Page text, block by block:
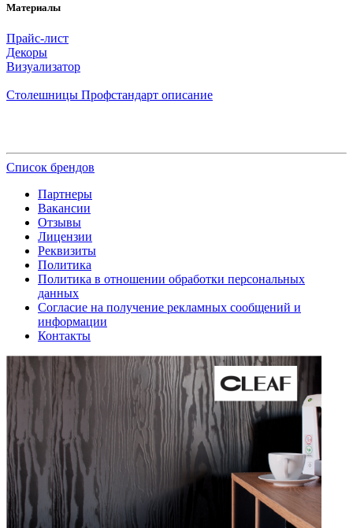
Материалы
Прайс-лист
Декоры
Визуализатор
Столешницы Профстандарт описание
Список брендов
Партнеры
Вакансии
Отзывы
Лицензии
Реквизиты
Политика
Политика в отношении обработки персональных
данных
Согласие на получение рекламных сообщений и
информации
Контакты